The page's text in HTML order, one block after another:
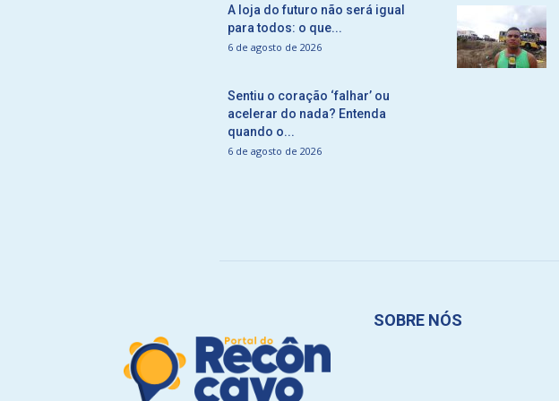
A loja do futuro não será igual
para todos: o que...
6 de agosto de 2026
Sentiu o coração ‘falhar’ ou
acelerar do nada? Entenda
quando o...
6 de agosto de 2026
SOBRE NÓS